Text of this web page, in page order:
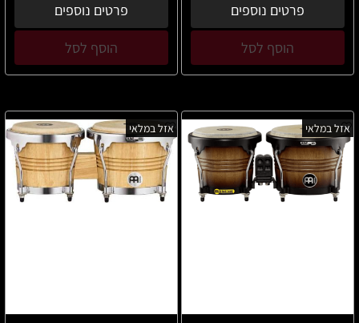
פרטים נוספים
הוסף לסל
פרטים נוספים
הוסף לסל
אזל במלאי אזל במלאי